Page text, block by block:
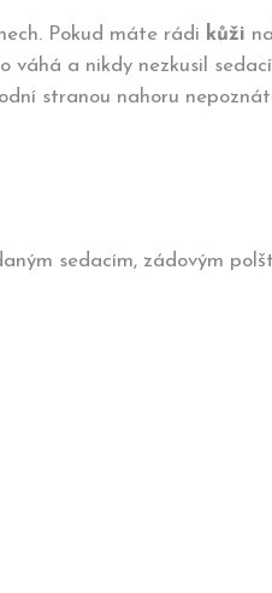
Pokud máte rádi kůži
a nikdy nezkusil
stranou nahoru
sedacím, zádovým